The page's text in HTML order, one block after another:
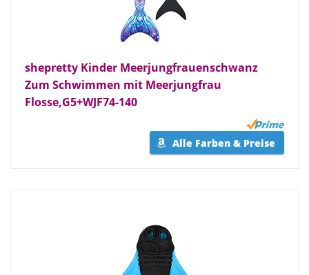
shepretty Kinder Meerjungfrauenschwanz
Zum Schwimmen mit Meerjungfrau
Flosse,G5+WJF74-140
Alle Farben & Preise